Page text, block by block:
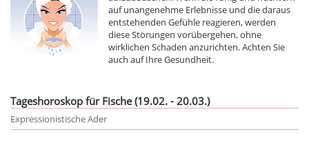
auf unangenehme Erlebnisse und die daraus
entstehenden Gefühle reagieren, werden
diese Störungen vorübergehen, ohne
wirklichen Schaden anzurichten. Achten Sie
auch auf Ihre Gesundheit.
Tageshoroskop für Fische (19.02. - 20.03.)
Expressionistische Ader